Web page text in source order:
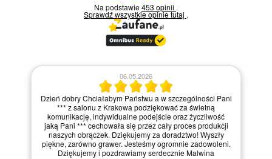
Na podstawie453 opinii .
Sprawdź wszystkie opinietutaj .
a w szczególności Pani
za świetną
oraz życzliwość
cały proces produkcji
doradztwo! Wyszły
ogromnie zadowoleni.
Malwina
30.04.2026
Fantastyczny salon - polecam
Dariusz U.